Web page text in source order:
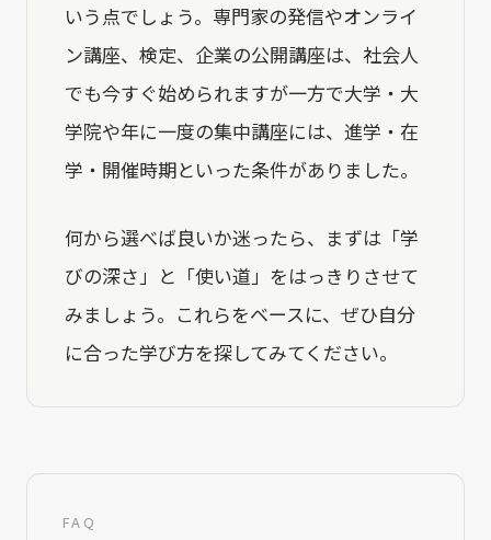
いう点でしょう。専門家の発信やオンライ
ン講座、検定、企業の公開講座は、社会人
でも今すぐ始められますが一方で大学・大
学院や年に一度の集中講座には、進学・在
学・開催時期といった条件がありました。
何から選べば良いか迷ったら、まずは「学
びの深さ」と「使い道」をはっきりさせて
みましょう。これらをベースに、ぜひ自分
に合った学び方を探してみてください。
FAQ